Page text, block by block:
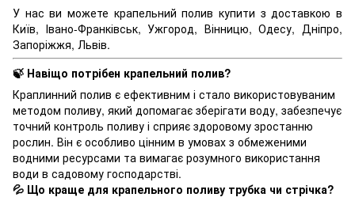
У нас ви можете крапельний полив купити з доставкою в
Київ, Івано-Франківськ, Ужгород, Вінницю, Одесу, Дніпро,
Запоріжжя, Львів.
🍃 Навіщо потрібен крапельний полив?
Краплинний полив є ефективним і стало використовуваним
методом поливу, який допомагає зберігати воду, забезпечує
точний контроль поливу і сприяє здоровому зростанню
рослин. Він є особливо цінним в умовах з обмеженими
водними ресурсами та вимагає розумного використання
води в садовому господарстві.
💦 Що краще для крапельного поливу трубка чи стрічка?